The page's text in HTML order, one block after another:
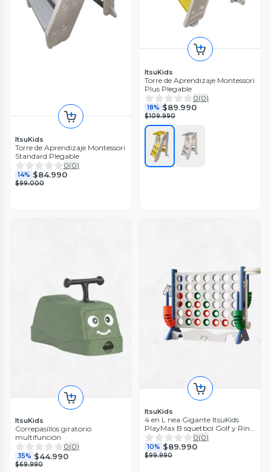
ItsuKids
Torre de Aprendizaje Montessori
Standard Plegable
0(0)
14% $84.990
$99.000
ItsuKids
Torre de Aprendizaje Montessori
Plus Plegable
0(0)
18% $89.990
$109.990
ItsuKids
Correpasillos giratorio
multifunción
0(0)
35% $44.990
$69.990
ItsuKids
4 en L nea Gigante ItsuKids
PlayMax B squetbol Golf y Ring
Toss
0(0)
10% $89.990
$99.990